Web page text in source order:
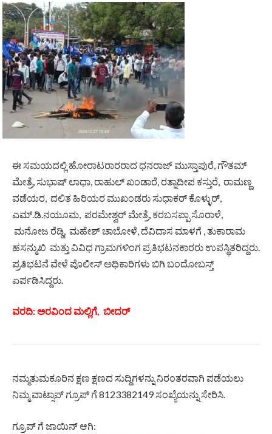
ಈ ಸಮಯದಲ್ಲಿ ಹೋರಾಟರಾರರಾದ ಧನರಾಜ್ ಮುಸ್ತಾಪುರೆ, ಗೌತಮ್
ಮೇತ್ರೆ, ಸುಭಾಷ್ ಲಾಧಾ, ರಾಹುಲ್ ಖಂಡಾರೆ, ರತ್ನಾದೀಪ ಕಸ್ತುರೆ, ರಾಮಣ್ಣ
ವಡೆಯರ, ದಲಿತ ಹಿರಿಯರ ಮುಖಂಡರು ಸುಧಾಕರ್ ಕೊಳ್ಳುರ್,
ಎಮ್.ಡಿ.ನಯೂಮ, ಪರಮೇಶ್ವರ್ ಮೇತ್ರೆ, ಕರಬಸಪ್ಪಾ ಸೊರಾಳೆ,
ಮನೋಜ ರೆಡ್ಡಿ, ಮಹೇಶ್ ಚಾಬೋಳೆ, ದೆವಿದಾಸ ಮಾಳಗೆ , ತುಕಾರಾಮ
ಹಸನ್ಮುಖಿ ಮತ್ತು ವಿವಿಧ ಗ್ರಾಮಗಳಿಂಗ ಪ್ರತಿಭಟನಕಾರರು ಉಪಸ್ಥಿತರಿದ್ದರು.
ಪ್ರತಿಭಟನೆ ವೇಳೆ ಪೊಲೀಸ್ ಅಧಿಕಾರಿಗಳು ಬಿಗಿ ಬಂದೋಬಸ್ತ್
ಏರ್ಪಡಿಸಿದ್ದರು.
ವರದಿ: ಅರವಿಂದ ಮಲ್ಲಿಗೆ, ಬೀದರ್
ನಮ್ಮತುಮಕೂರಿನ ಕ್ಷಣ ಕ್ಷಣದ ಸುದ್ದಿಗಳನ್ನು ನಿರಂತರವಾಗಿ ಪಡೆಯಲು
ನಿಮ್ಮ ವಾಟ್ಸಾಪ್ ಗ್ರೂಪ್ ಗೆ 8123382149 ಸಂಖ್ಯೆಯನ್ನು ಸೇರಿಸಿ.
ಗ್ರೂಪ್ ಗೆ ಜಾಯಿನ್ ಆಗಿ: